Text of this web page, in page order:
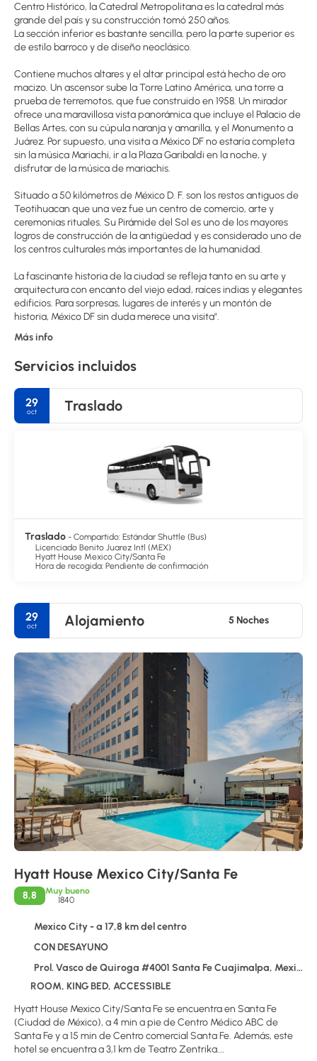
Centro Histórico, la Catedral Metropolitana es la catedral más
grande del país y su construcción tomó 250 años.
La sección inferior es bastante sencilla, pero la parte superior es
de estilo barroco y de diseño neoclásico.
Contiene muchos altares y el altar principal está hecho de oro
macizo. Un ascensor sube la Torre Latino América, una torre a
prueba de terremotos, que fue construido en 1958. Un mirador
ofrece una maravillosa vista panorámica que incluye el Palacio de
Bellas Artes, con su cúpula naranja y amarilla, y el Monumento a
Juárez. Por supuesto, una visita a México DF no estaría completa
sin la música Mariachi, ir a la Plaza Garibaldi en la noche, y
disfrutar de la música de mariachis.
Situado a 50 kilómetros de México D. F. son los restos antiguos de
Teotihuacan que una vez fue un centro de comercio, arte y
ceremonias rituales. Su Pirámide del Sol es uno de los mayores
logros de construcción de la antigüedad y es considerado uno de
los centros culturales más importantes de la humanidad.
La fascinante historia de la ciudad se refleja tanto en su arte y
arquitectura con encanto del viejo edad, raíces indias y elegantes
edificios. Para sorpresas, lugares de interés y un montón de
Más info
Servicios incluidos
29
oct Traslado
Traslado - Compartido: Estándar Shuttle (Bus)
Licenciado Benito Juarez Intl (MEX)
Hyatt House Mexico City/Santa Fe
Hora de recogida: Pendiente de confirmación
29
oct Alojamiento 5 Noches
Hyatt House Mexico City/Santa Fe
8,8
Muy bueno
1840
Mexico City - a 17,8 km del centro
CON DESAYUNO
Prol. Vasco de Quiroga #4001 Santa Fe Cuajimalpa, Mexico City 05348
ROOM, KING BED, ACCESSIBLE
Hyatt House Mexico City/Santa Fe se encuentra en Santa Fe
(Ciudad de México), a 4 min a pie de Centro Médico ABC de
Santa Fe y a 15 min de Centro comercial Santa Fe. Además, este
hotel se encuentra a 3,1 km de Teatro Zentrika.